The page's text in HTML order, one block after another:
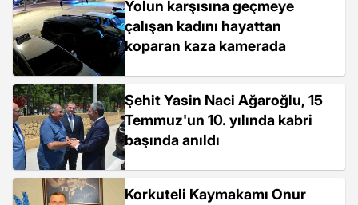
Yolun karşısına geçmeye
çalışan kadını hayattan
koparan kaza kamerada
Şehit Yasin Naci Ağaroğlu, 15
Temmuz'un 10. yılında kabri
başında anıldı
Korkuteli Kaymakamı Onur